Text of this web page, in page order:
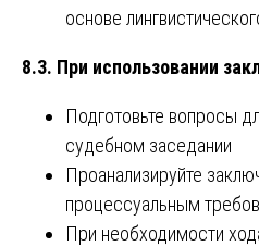
основе
8.3. При использовании
Подготовьте вопросы
судебном заседании
Проанализируйте
процессуальным
При необходимости